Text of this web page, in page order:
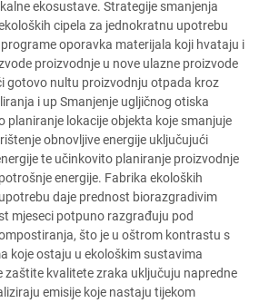
ekosustave. Strategije smanjenja
cipela za jednokratnu upotrebu
oporavka materijala koji hvataju i
proizvodnje u nove ulazne proizvode
gotovo nultu proizvodnju otpada kroz
i up Smanjenje ugljičnog otiska
planiranje lokacije objekta koje smanjuje
obnovljive energije uključujući
te učinkovito planiranje proizvodnje
energije. Fabrika ekoloških
daje prednost biorazgradivim
mjeseci potpuno razgrađuju pod
što je u oštrom kontrastu s
koje ostaju u ekološkim sustavima
zaštite kvalitete zraka uključuju napredne
emisije koje nastaju tijekom